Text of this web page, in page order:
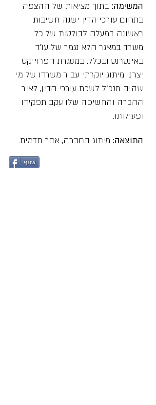
המשימה: בתוך מציאות של ההצפה
בתחום עורכי הדין ישנה חשיבות
ראשונה במעלה לבולטות של כל
משרד במאגר הלא נגמר של עו״ד
באינטרנט ובכלל. במסגרת הפרוייקט
יצרנו מיתוג יוקרתי עבור משרדו של מי
שהיה מנכ״ל לשכת עורכי הדין, לאור
ההכרה והחשיפה שלו עקב תפקידו
ופעילותו.
התוצאה: מיתוג החברה, אתר תדמית.
שתף